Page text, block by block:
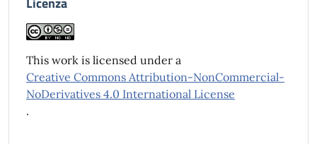
This work is licensed under a
Creative Commons Attribution-NonCommercial-
NoDerivatives 4.0 International License
.